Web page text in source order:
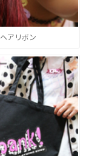
ヘアリボン